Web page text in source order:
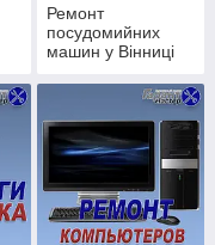
Ремонт
посудомийних
машин у Вінниці